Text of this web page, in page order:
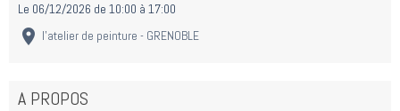
Le 06/12/2026 de 10:00 à 17:00
l'atelier de peinture - GRENOBLE
A PROPOS